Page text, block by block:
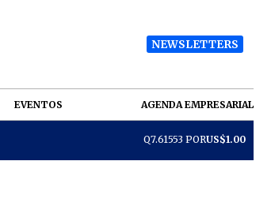
NEWSLETTERS
EVENTOS AGENDA EMPRESARIAL
Q7.61553 PORUS$1.00